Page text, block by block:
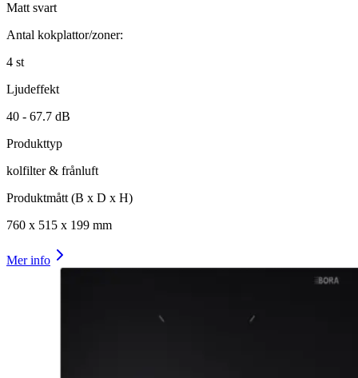
Matt svart
Antal kokplattor/zoner:
4 st
Ljudeffekt
40 - 67.7 dB
Produkttyp
kolfilter & frånluft
Produktmått (B x D x H)
760 x 515 x 199 mm
Mer info